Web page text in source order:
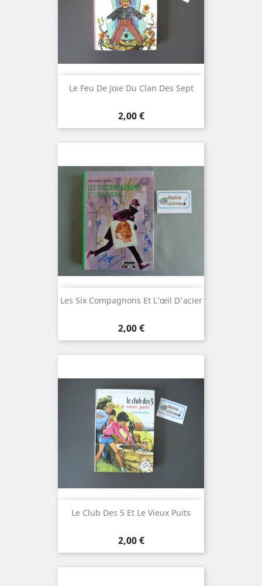
Le Feu De Joie Du Clan Des Sept
Prix
2,00 €
Les Six Compagnons Et L’œil D'acier
Prix
2,00 €
Le Club Des 5 Et Le Vieux Puits
Prix
2,00 €